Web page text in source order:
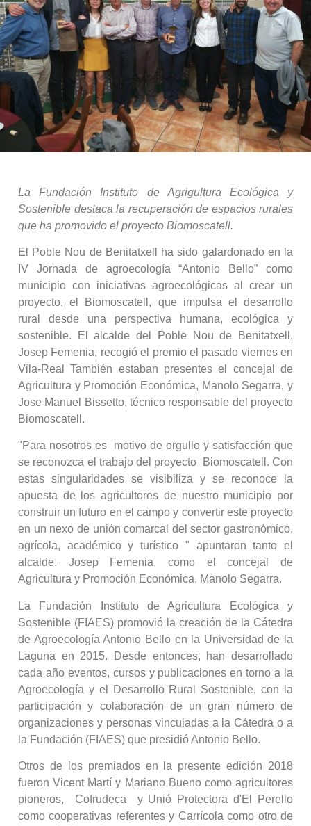
La Fundación Instituto de Agrigultura Ecológica y
Sostenible destaca la recuperación de espacios rurales
que ha promovido el proyecto Biomoscatell.
El Poble Nou de Benitatxell ha sido galardonado en la
IV Jornada de agroecología “Antonio Bello” como
municipio con iniciativas agroecológicas al crear un
proyecto, el Biomoscatell, que impulsa el desarrollo
rural desde una perspectiva humana, ecológica y
sostenible. El alcalde del Poble Nou de Benitatxell,
Josep Femenia, recogió el premio el pasado viernes en
Vila-Real También estaban presentes el concejal de
Agricultura y Promoción Económica, Manolo Segarra, y
Jose Manuel Bissetto, técnico responsable del proyecto
Biomoscatell.
"Para nosotros es motivo de orgullo y satisfacción que
se reconozca el trabajo del proyecto Biomoscatell. Con
estas singularidades se visibiliza y se reconoce la
apuesta de los agricultores de nuestro municipio por
construir un futuro en el campo y convertir este proyecto
en un nexo de unión comarcal del sector gastronómico,
agrícola, académico y turístico " apuntaron tanto el
alcalde, Josep Femenia, como el concejal de
Agricultura y Promoción Económica, Manolo Segarra.
La Fundación Instituto de Agricultura Ecológica y
Sostenible (FIAES) promovió la creación de la Cátedra
de Agroecología Antonio Bello en la Universidad de la
Laguna en 2015. Desde entonces, han desarrollado
cada año eventos, cursos y publicaciones en torno a la
Agroecología y el Desarrollo Rural Sostenible, con la
participación y colaboración de un gran número de
organizaciones y personas vinculadas a la Cátedra o a
la Fundación (FIAES) que presidió Antonio Bello.
Otros de los premiados en la presente edición 2018
fueron Vicent Martí y Mariano Bueno como agricultores
pioneros, Cofrudeca y Unió Protectora d'El Perello
como cooperativas referentes y Carrícola como otro de